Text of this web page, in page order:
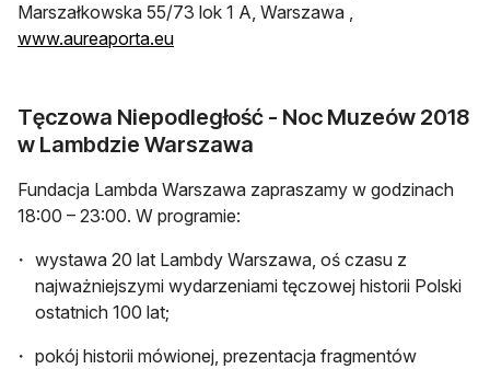
Marszałkowska 55/73 lok 1 A, Warszawa ,
www.aureaporta.eu
Tęczowa Niepodległość - Noc Muzeów 2018
w Lambdzie Warszawa
Fundacja Lambda Warszawa zapraszamy w godzinach
18:00 – 23:00. W programie:
wystawa 20 lat Lambdy Warszawa, oś czasu z
najważniejszymi wydarzeniami tęczowej historii Polski
ostatnich 100 lat;
pokój historii mówionej, prezentacja fragmentów